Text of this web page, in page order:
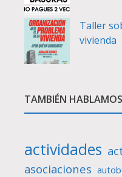
Taller
vivienda
TAMBIÉN
actividades
asociaciones